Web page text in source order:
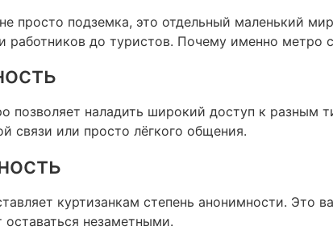
просто подземка, это отдельный маленький
работников до туристов. Почему именно метро
позволяет наладить широкий доступ к разным
связи или просто лёгкого общения.
куртизанкам степень анонимности. Это
оставаться незаметными.